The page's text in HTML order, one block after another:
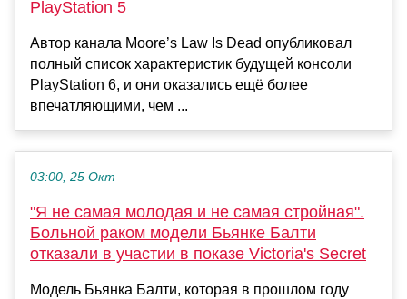
PlayStation 5
Автор канала Moore’s Law Is Dead опубликовал
полный список характеристик будущей консоли
PlayStation 6, и они оказались ещё более
впечатляющими, чем ...
03:00, 25 Окт
"Я не самая молодая и не самая стройная".
Больной раком модели Бьянке Балти
отказали в участии в показе Victoria's Secret
Модель Бьянка Балти, которая в прошлом году